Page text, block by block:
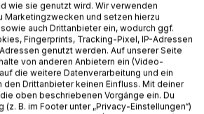
Kerker, das Königreich steht unter
Phia ist die Einzige, die all das noch
wenn man der Prophezeiung
Freunden zu helfen, muss Phia sie
überlassen. Gemeinsam mit
auf die Suche nach einer
der Aschenprinzessin endgültig zu
wie sie genutzt wird. Wir verwenden
Marketingzwecken und setzen hierzu
auch Drittanbieter ein, wodurch ggf.
Fingerprints, Tracking-Pixel, IP-Adressen
genutzt werden. Auf unserer Seite
von anderen Anbietern ein (Video-
die weitere Datenverarbeitung und ein
den Drittanbieter keinen Einfluss. Mit deiner
oben beschriebenen Vorgänge ein. Du
(z. B. im Footer unter „Privacy-Einstellungen“)